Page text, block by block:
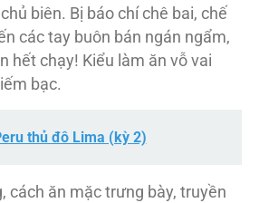
biên. Bị báo chí chê bai, chế
các tay buôn bán ngán ngẩm,
hết chạy! Kiểu làm ăn vỗ vai
bạc.
thủ đô Lima (kỳ 2)
cách ăn mặc trưng bày, truyền